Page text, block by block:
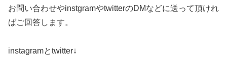
お問い合わせやinstgramやtwitterのDMなどに送って頂けれ
ばご回答します。
instagramとtwitter↓